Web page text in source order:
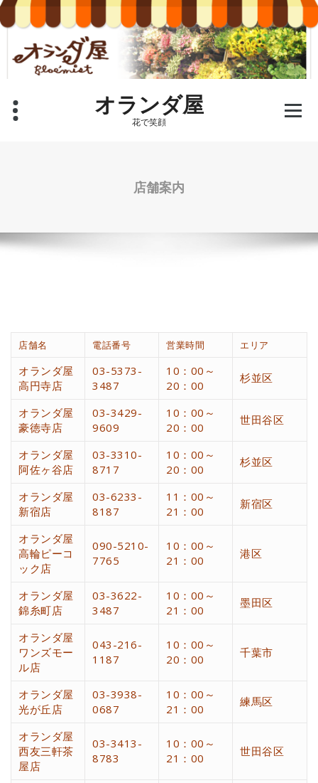
コ
ン
へ
オランダ屋
花で笑顔
店舗案内
店舗名 電話番号 営業時間 エリア
オランダ屋
高円寺店
03-5373-
3487
10：00～
20：00
杉並区
オランダ屋
豪徳寺店
03-3429-
9609
10：00～
20：00
世田谷区
オランダ屋
阿佐ヶ谷店
03-3310-
8717
10：00～
20：00
杉並区
オランダ屋
新宿店
03-6233-
8187
11：00～
21：00
新宿区
オランダ屋
高輪ピーコ
ック店
090-5210-
7765
10：00～
21：00
港区
オランダ屋
錦糸町店
03-3622-
3487
10：00～
21：00
墨田区
オランダ屋
ワンズモー
ル店
043-216-
1187
10：00～
20：00
千葉市
オランダ屋
光が丘店
03-3938-
0687
10：00～
21：00
練馬区
オランダ屋
西友三軒茶
屋店
03-3413-
8783
10：00～
21：00
世田谷区